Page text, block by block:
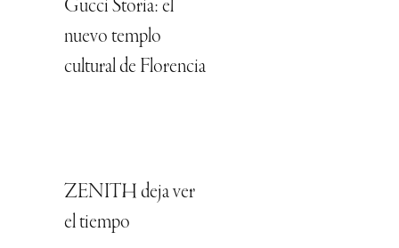
Gucci Storia: el
nuevo templo
cultural de Florencia
ZENITH deja ver
el tiempo